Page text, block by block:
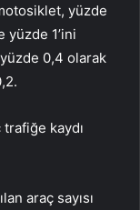
yüzde
yüzde 1’ini
0,4 olarak
kaydı
araç sayısı